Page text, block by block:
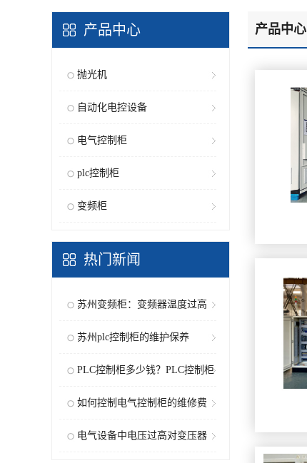
产品中心
抛光机
自动化电控设备
电气控制柜
plc控制柜
变频柜
热门新闻
苏州变频柜：变频器温度过高
报警...苏州plc控制柜的维护保养
PLC控制柜多少钱？PLC控制柜
的特...如何控制电气控制柜的维修费
用？电气设备中电压过高对变压器
产品中心